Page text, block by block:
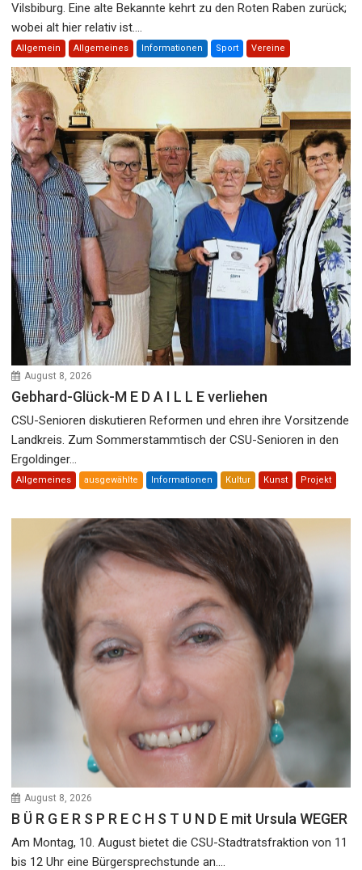
Vilsbiburg. Eine alte Bekannte kehrt zu den Roten Raben zurück;
wobei alt hier relativ ist....
Allgemein Allgemeines Informationen Sport Vereine
August 8, 2026
Gebhard-Glück-M E D A I L L E verliehen
CSU-Senioren diskutieren Reformen und ehren ihre Vorsitzende
Landkreis. Zum Sommerstammtisch der CSU-Senioren in den
Ergoldinger...
Allgemeines ausgewählte Informationen Kultur Kunst Projekt
August 8, 2026
B Ü R G E R S P R E C H S T U N D E mit Ursula WEGER
Am Montag, 10. August bietet die CSU-Stadtratsfraktion von 11
bis 12 Uhr eine Bürgersprechstunde an....